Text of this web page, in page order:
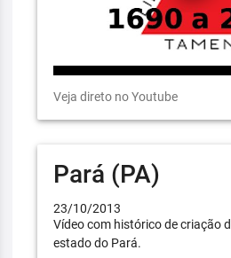
Veja direto no Youtube
Pará (PA)
23/10/2013
Vídeo com histórico de criação
estado do Pará.